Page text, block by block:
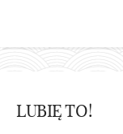
LUBIĘ TO!